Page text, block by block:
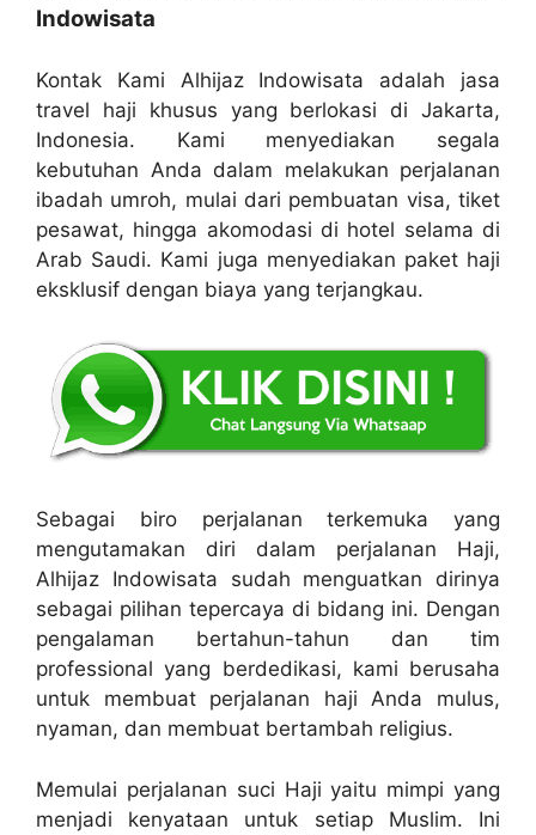
Indowisata
Kontak Kami Alhijaz Indowisata adalah jasa
travel haji khusus yang berlokasi di Jakarta,
Indonesia. Kami menyediakan segala
kebutuhan Anda dalam melakukan perjalanan
ibadah umroh, mulai dari pembuatan visa, tiket
pesawat, hingga akomodasi di hotel selama di
Arab Saudi. Kami juga menyediakan paket haji
eksklusif dengan biaya yang terjangkau.
Sebagai biro perjalanan terkemuka yang
mengutamakan diri dalam perjalanan Haji,
Alhijaz Indowisata sudah menguatkan dirinya
sebagai pilihan tepercaya di bidang ini. Dengan
pengalaman bertahun-tahun dan tim
professional yang berdedikasi, kami berusaha
untuk membuat perjalanan haji Anda mulus,
nyaman, dan membuat bertambah religius.
Memulai perjalanan suci Haji yaitu mimpi yang
menjadi kenyataan untuk setiap Muslim. Ini